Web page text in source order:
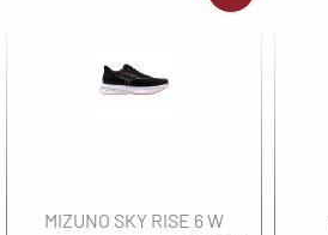
MIZUNO SKY RISE 6 W